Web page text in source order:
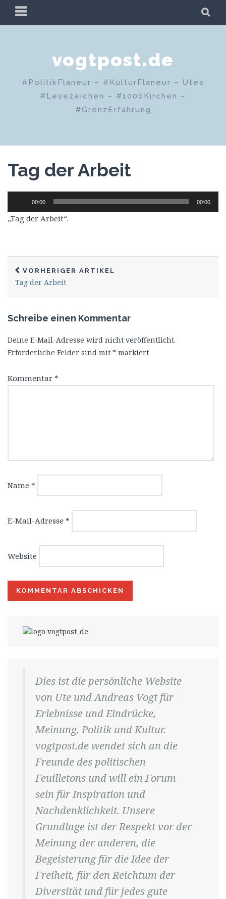
Zum
PRIMÄRES
MENÜ
vogtpost.de
#PolitikFlaneur – #KulturFlaneur – Utes
#Lesezeichen – #1000Kirchen –
#GrenzErfahrung
Tag der Arbeit
Player
00:00 00:00
„Tag der Arbeit“.
VORHERIGER ARTIKEL
Tag der Arbeit
Schreibe einen Kommentar
Deine E-Mail-Adresse wird nicht veröffentlicht.
Erforderliche Felder sind mit * markiert
Kommentar *
Name *
E-Mail-Adresse *
Website
Dies ist die persönliche Website
von Ute und Andreas Vogt für
Erlebnisse und Eindrücke,
Meinung, Politik und Kultur.
vogtpost.de wendet sich an die
Freunde des politischen
Feuilletons und will ein Forum
sein für Inspiration und
Nachdenklichkeit. Unsere
Grundlage ist der Respekt vor der
Meinung der anderen, die
Begeisterung für die Idee der
Freiheit, für den Reichtum der
Diversität und für jedes gute